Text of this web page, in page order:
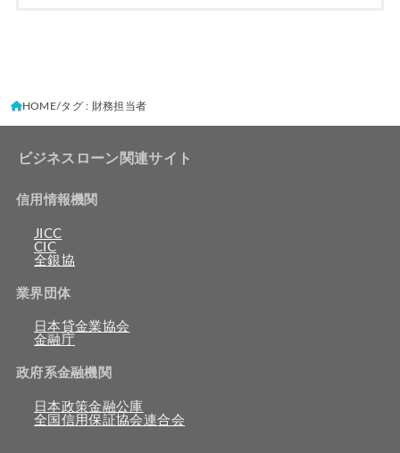
HOME タグ : 財務担当者
ビジネスローン関連サイト
信用情報機関
JICC
CIC
全銀協
業界団体
日本貸金業協会
金融庁
政府系金融機関
日本政策金融公庫
全国信用保証協会連合会